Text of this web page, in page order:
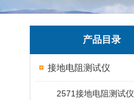
产品目录
接地电阻测试仪
2571接地电阻测试仪